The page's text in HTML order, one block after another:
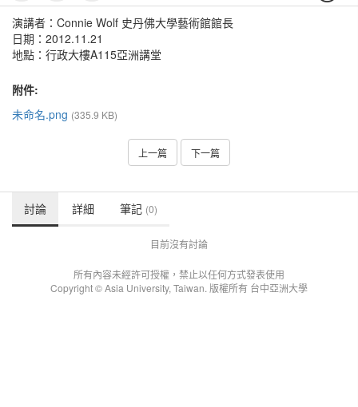
演講者：Connie Wolf 史丹佛大學藝術館館長
日期：2012.11.21
地點：行政大樓A115亞洲講堂
附件:
未命名.png (335.9 KB)
上一篇 下一篇
討論 詳細 筆記 (0)
目前沒有討論
所有內容未經許可授權，禁止以任何方式發表使用
Copyright © Asia University, Taiwan. 版權所有 台中亞洲大學